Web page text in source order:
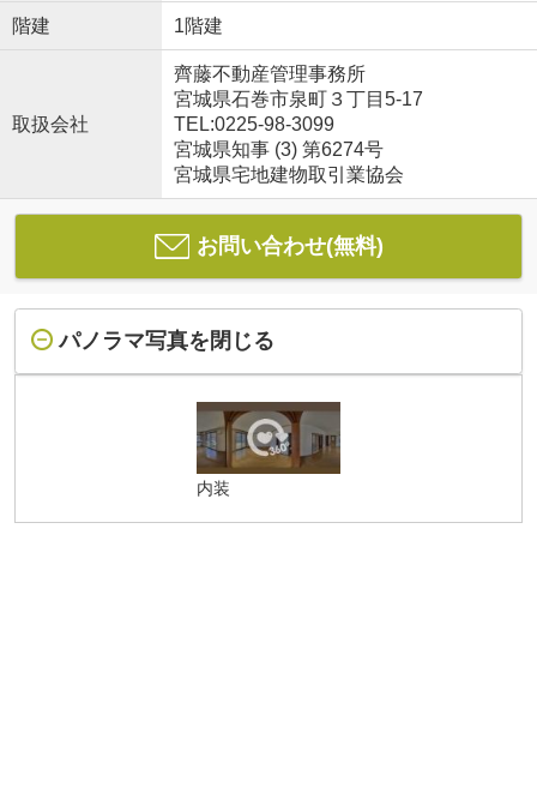
階建 1階建
取扱会社
齊藤不動産管理事務所
宮城県石巻市泉町３丁目5-17
TEL:0225-98-3099
宮城県知事 (3) 第6274号
宮城県宅地建物取引業協会
お問い合わせ(無料)
パノラマ写真を閉じる
内装